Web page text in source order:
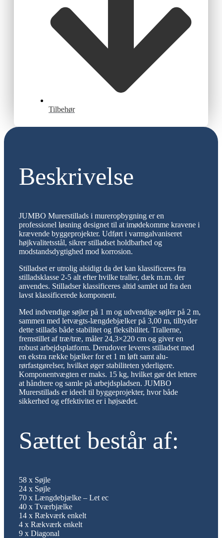
Tilbehør
Beskrivelse
JUMBO Murerstillads i mureropbygning er en
professionel løsning designet til at imødekomme kravene i
krævende byggeprojekter. Udført i varmgalvaniseret
højkvalitetsstål, sikrer stilladset holdbarhed og
modstandsdygtighed mod korrosion.
Stilladset er utrolig alsidigt da det kan klassificeres fra
stilladsklasse 2-5 alt efter hvilke traller, dæk m.m. der
anvendes. Stilladser klassificeres altid samlet ud fra den
lavst klassificerede komponent.
Med indvendige søjler på 1 m og udvendige søjler på 2 m,
sammen med letvægts-længdebjælker på 3,00 m, tilbyder
dette stillads både stabilitet og fleksibilitet. Trallerne,
fremstillet af træ/træ, måler 24,3×220 cm og giver en
robust arbejdsplatform. Derudover leveres stilladset med
en ekstra række bjælker for et 1 m løft samt alu-
rørfastgørelser, hvilket øger stabiliteten yderligere.
Komponentvægten er maks. 15 kg, hvilket gør det lettere
at håndtere og samle på arbejdspladsen. JUMBO
Murerstillads er ideelt til byggeprojekter, hvor både
sikkerhed og effektivitet er i højsædet.
Sættet består af:
58 x Søjle
24 x Søjle
70 x Længdebjælke – Let ec
40 x Tværbjælke
14 x Rækværk enkelt
4 x Rækværk enkelt
9 x Diagonal